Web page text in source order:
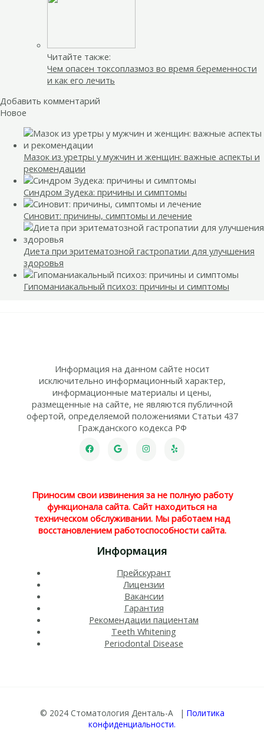
Читайте также:
Чем опасен токсоплазмоз во время беременности
и как его лечить
Добавить комментарий
Новое
Мазок из уретры у мужчин и женщин: важные аспекты и
рекомендации
Синдром Зудека: причины и симптомы
Синовит: причины, симптомы и лечение
Диета при эритематозной гастропатии для улучшения
здоровья
Гипоманиакальный психоз: причины и симптомы
Информация на данном сайте носит
исключительно информационный характер,
информационные материалы и цены,
размещенные на сайте, не являются публичной
офертой, определяемой положениями Статьи 437
Гражданского кодекса РФ
Приносим свои извинения за не полную работу
функционала сайта. Сайт находиться на
техническом обслуживании. Мы работаем над
восстановлением работоспособности сайта.
Информация
Прейскурант
Лицензии
Вакансии
Гарантия
Рекомендации пациентам
Teeth Whitening​
Periodontal Disease​
© 2024 Стоматология Денталь-А | Политика
конфиденциальности.